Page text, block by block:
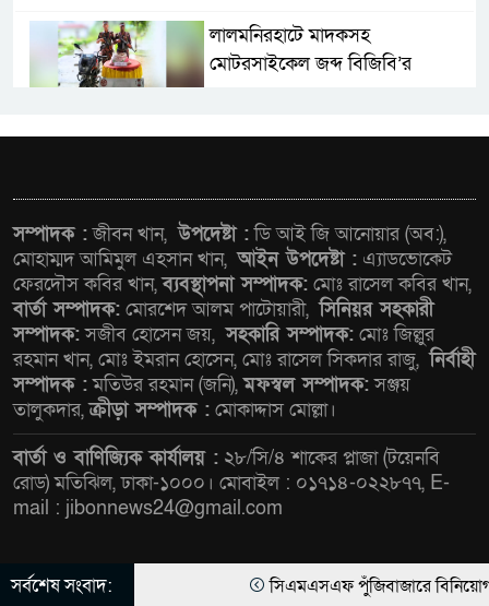
লালমনিরহাটে মাদকসহ
মোটরসাইকেল জব্দ বিজিবি’র
ওমানের সঙ্গে ইরানের হরমুজ
ফ্যাসিবাদবিরোধী আন্দোলনে
হত্যাকাণ্ডের বিচার হবে স্বচ্ছ, নিরপেক্ষ
ও বিশ্বাসযোগ্য : প্রধানমন্ত্রী
বাগেরহাট মেডিকেল ফাউন্ডেশনের
যাত্রা শুরু
জুলাই স্মৃতি জাদুঘরের দুয়ার খুলেছে,
উদ্বোধন করলেন প্রধানমন্ত্রী
মাত্রার ভূমিকম্প
সম্পাদক :জীবন খান,উপদেষ্টা :ডি আই জি আনোয়ার (অব:),
মোহাম্মদ আমিমুল এহসান খান,আইন উপদেষ্টা : এ্যাডভোকেট
ফেরদৌস কবির খান,ব্যবস্থাপনা সম্পাদক: মোঃ রাসেল কবির খান,
বার্তা সম্পাদক: মোরশেদ আলম পাটোয়ারী,সিনিয়র সহকারী
সম্পাদক:সজীব হোসেন জয়,সহকারি সম্পাদক: মোঃ জিল্লুর
রহমান খান, মোঃ ইমরান হোসেন, মোঃ রাসেল সিকদার রাজু,নির্বাহী
সম্পাদক :মতিউর রহমান (জনি),মফস্বল সম্পাদক:সঞ্জয়
তালুকদার,ক্রীড়া সম্পাদক : মোকাদ্দাস মোল্লা।
বার্তা ও বাণিজ্যিক কার্যালয় : ২৮/সি/৪ শাকের প্লাজা (টয়েনবি
রোড) মতিঝিল, ঢাকা-১০০০। মোবাইল : ০১৭১৪-০২২৮৭৭, E-
mail : jibonnews24@gmail.com
© All rights reserved © জীবন নিউজ ২৪ ডট কম লিমিটেড |
সর্বশেষ সংবাদ: সিএমএসএফ পুঁজিবাজারে